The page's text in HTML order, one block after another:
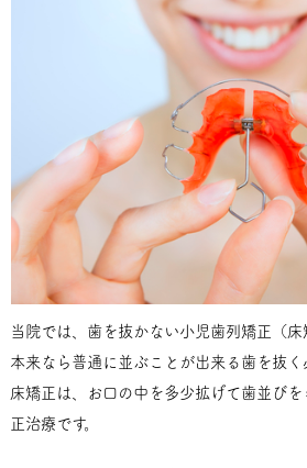
当院では、歯を抜かない小児歯列矯正（床
本来なら普通に並ぶことが出来る歯を抜く
床矯正は、お口の中を多少拡げて歯並び
正治療です。